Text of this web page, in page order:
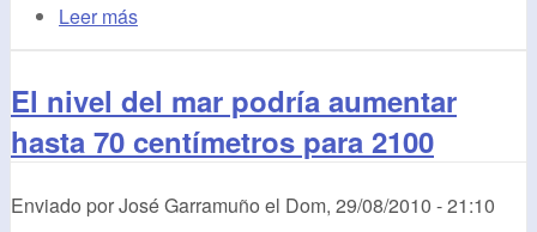
Leer más
El nivel del mar podría aumentar
hasta 70 centímetros para 2100
Enviado porJosé Garramuño el Dom, 29/08/2010 - 21:10